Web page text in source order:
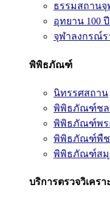
ธรรมสถาน
อุทยาน 100
จุฬาลงกรณ์
พิพิธภัณฑ์
นิทรรศสถาน
พิพิธภัณฑ์ชล
พิพิธภัณฑ์พร
พิพิธภัณฑ์พืช
พิพิธภัณฑ์สมุ
บริการตรวจวิเคร